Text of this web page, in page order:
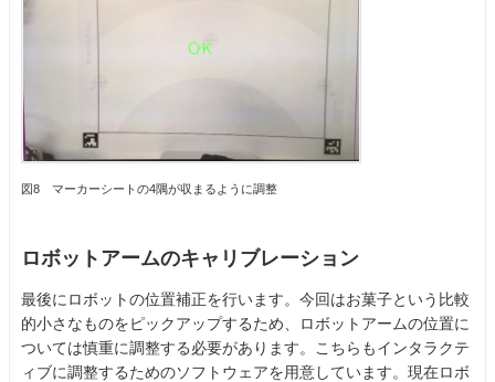
図8 マーカーシートの4隅が収まるように調整
ロボットアームのキャリブレーション
最後にロボットの位置補正を行います。今回はお菓子という比較
的小さなものをピックアップするため、ロボットアームの位置に
ついては慎重に調整する必要があります。こちらもインタラクテ
ィブに調整するためのソフトウェアを用意しています。現在ロボ